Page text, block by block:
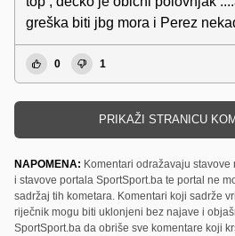
greška biti jbg mora i Perez
0 1
PRIKAŽI STRANICU
NAPOMENA: Komentari odražavaju
i stavove portala SportSport.ba te portal ne
sadržaj tih kometara. Komentari koji sadrže
riječnik mogu biti uklonjeni bez najave i
SportSport.ba da obriše sve komentare koji